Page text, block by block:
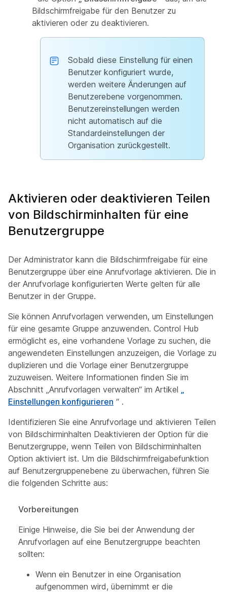
Bildschirmfreigabe für den Benutzer zu
aktivieren oder zu deaktivieren.
Sobald diese Einstellung für einen
Benutzer konfiguriert wurde,
werden weitere Änderungen auf
Benutzerebene vorgenommen.
Benutzereinstellungen werden
nicht automatisch auf die
Standardeinstellungen der
Organisation zurückgestellt.
Aktivieren oder deaktivieren Teilen
von Bildschirminhalten für eine
Benutzergruppe
Der Administrator kann die Bildschirmfreigabe für eine
Benutzergruppe über eine Anrufvorlage aktivieren. Die in
der Anrufvorlage konfigurierten Werte gelten für alle
Benutzer in der Gruppe.
Sie können Anrufvorlagen verwenden, um Einstellungen
für eine gesamte Gruppe anzuwenden. Control Hub
ermöglicht es, eine vorhandene Vorlage zu suchen, die
angewendeten Einstellungen anzuzeigen, die Vorlage zu
duplizieren und die Vorlage einer Benutzergruppe
zuzuweisen. Weitere Informationen finden Sie im
Abschnitt „Anrufvorlagen verwalten“ im Artikel „
Einstellungen konfigurieren “ .
Identifizieren Sie eine Anrufvorlage und aktivieren Teilen
von Bildschirminhalten Deaktivieren der Option für die
Benutzergruppe, wenn Teilen von Bildschirminhalten
Option aktiviert ist. Um die Bildschirmfreigabefunktion
auf Benutzergruppenebene zu überwachen, führen Sie
die folgenden Schritte aus:
Vorbereitungen
Einige Hinweise, die Sie bei der Anwendung der
Anrufvorlagen auf eine Benutzergruppe beachten
sollten:
Wenn ein Benutzer in eine Organisation
aufgenommen wird, übernimmt er die